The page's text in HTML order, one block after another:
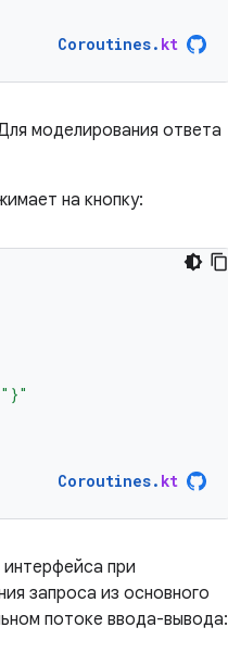
Coroutines. kt
моделирования ответа
на кнопку:
Coroutines. kt
интерфейса при
запроса из основного
потоке ввода-вывода: